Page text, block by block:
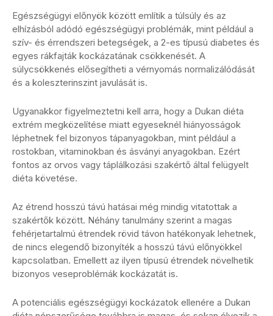
Egészségügyi előnyök között említik a túlsúly és az
elhízásból adódó egészségügyi problémák, mint például a
szív- és érrendszeri betegségek, a 2-es típusú diabetes és
egyes rákfajták kockázatának csökkenését. A
súlycsökkenés elősegítheti a vérnyomás normalizálódását
és a koleszterinszint javulását is.
Ugyanakkor figyelmeztetni kell arra, hogy a Dukan diéta
extrém megközelítése miatt egyeseknél hiányosságok
léphetnek fel bizonyos tápanyagokban, mint például a
rostokban, vitaminokban és ásványi anyagokban. Ezért
fontos az orvos vagy táplálkozási szakértő által felügyelt
diéta követése.
Az étrend hosszú távú hatásai még mindig vitatottak a
szakértők között. Néhány tanulmány szerint a magas
fehérjetartalmú étrendek rövid távon hatékonyak lehetnek,
de nincs elegendő bizonyíték a hosszú távú előnyökkel
kapcsolatban. Emellett az ilyen típusú étrendek növelhetik
bizonyos veseproblémák kockázatát is.
A potenciális egészségügyi kockázatok ellenére a Dukan